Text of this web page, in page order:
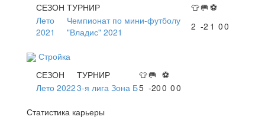
СЕЗОН ТУРНИР 👕🥅⚽
Лето
2021
Чемпионат по мини-футболу
"Владис" 2021
2 -2 1 00
Стройка
СЕЗОН
ТУРНИР 👕🥅 ⚽
Лето 20223-я лига Зона Б5 -200 00
Статистика карьеры